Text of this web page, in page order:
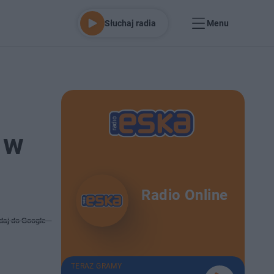
Słuchaj radia Menu
do Google
Radio Online
TERAZ GRAMY